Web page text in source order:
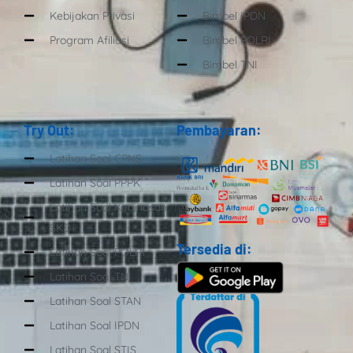
Kebijakan Privasi
Program Afiliasi
Bimbel IPDN
Bimbel POLRI
Bimbel TNI
Try Out:
Latihan Soal CPNS
Latihan Soal PPPK
Latihan Soal Kedinasan
SKD
Latihan Soal POLRI
Latihan Soal TNI
Latihan Soal STAN
Latihan Soal IPDN
Latihan Soal STIS
Pembayaran:
Tersedia di: